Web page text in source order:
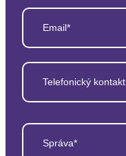
Email*
Telefonický kontakt
Správa*